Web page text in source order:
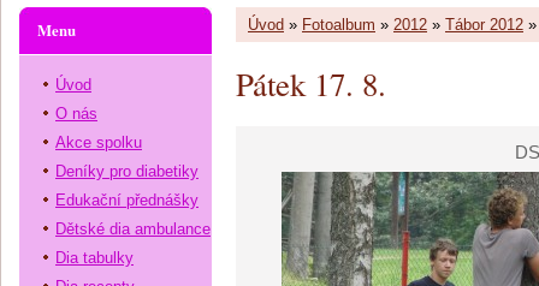
Úvod » Fotoalbum » 2012 » Tábor 2012
Pátek 17. 8.
Menu
Úvod
O nás
Akce spolku
Deníky pro diabetiky
Edukační přednášky
Dětské dia ambulance
Dia tabulky